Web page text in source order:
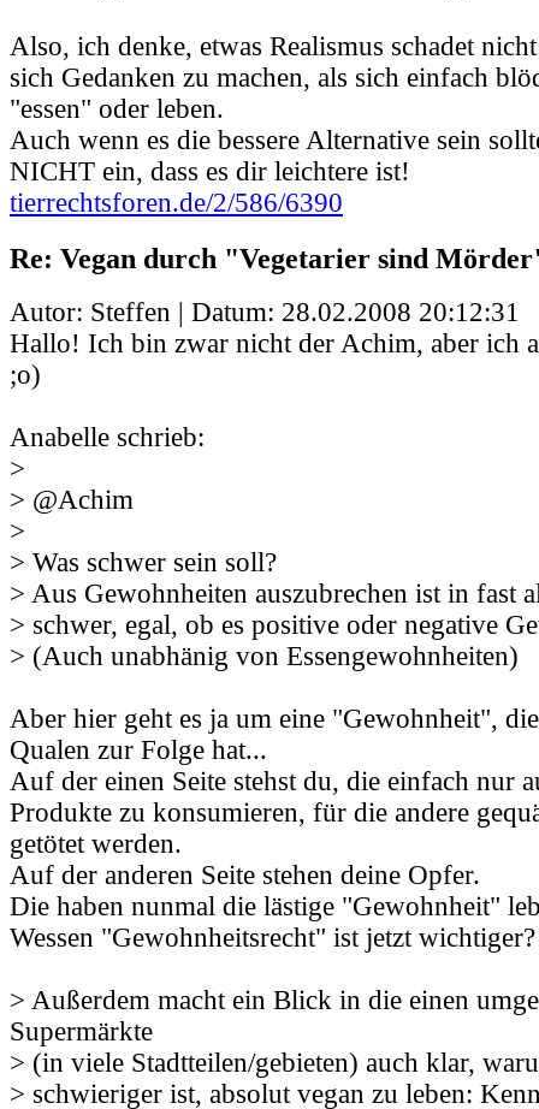
Also, ich denke, etwas Realismus schadet
sich Gedanken zu machen, als sich einfach
"essen" oder leben.
Auch wenn es die bessere Alternative sein
NICHT ein, dass es dir leichtere ist!
tierrechtsforen.de/2/586/6390
Re: Vegan durch "Vegetarier sind
Autor: Steffen | Datum: 28.02.2008 20:12:31
Hallo! Ich bin zwar nicht der Achim, aber ich
;o)
Anabelle schrieb:
>
> @Achim
>
> Was schwer sein soll?
> Aus Gewohnheiten auszubrechen ist in fast
> schwer, egal, ob es positive oder negative
> (Auch unabhänig von Essengewohnheiten)
Aber hier geht es ja um eine "Gewohnheit",
Qualen zur Folge hat...
Auf der einen Seite stehst du, die einfach nur
Produkte zu konsumieren, für die andere
getötet werden.
Auf der anderen Seite stehen deine Opfer.
Die haben nunmal die lästige "Gewohnheit"
Wessen "Gewohnheitsrecht" ist jetzt wichtiger?
> Außerdem macht ein Blick in die einen
Supermärkte
> (in viele Stadtteilen/gebieten) auch klar,
> schwieriger ist, absolut vegan zu leben: